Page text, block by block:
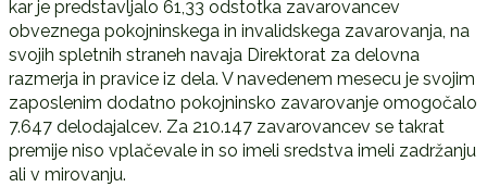
kar je predstavljalo 61,33 odstotka zavarovancev
obveznega pokojninskega in invalidskega zavarovanja, na
svojih spletnih straneh navaja Direktorat za delovna
razmerja in pravice iz dela. V navedenem mesecu je svojim
zaposlenim dodatno pokojninsko zavarovanje omogočalo
7.647 delodajalcev. Za 210.147 zavarovancev se takrat
premije niso vplačevale in so imeli sredstva imeli zadržanju
ali v mirovanju.